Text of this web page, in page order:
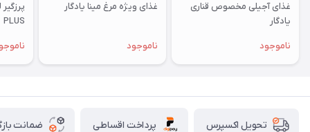
غذای آجیلی مخصوص قناری
یادگار
ناموجود
غذای ویژه مرغ مینا یادگار
ناموجود
PLUS
تحویل اکسپرس پرداخت اقساطی ضمانت